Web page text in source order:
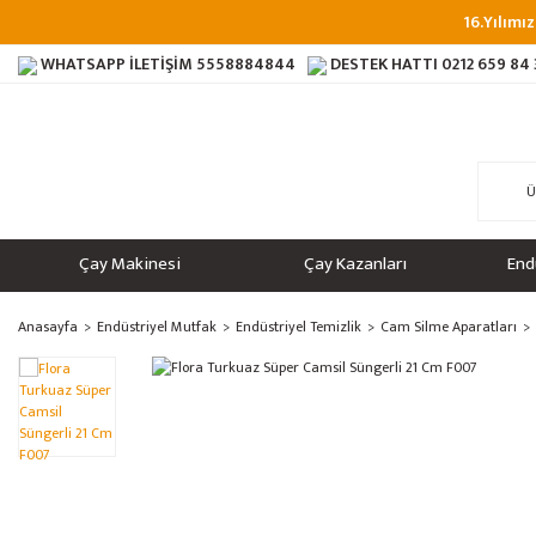
WHATSAPP İLETİŞİM 5558884844 DESTEK HATTI 0212 659 84
Çay Makinesi Çay Kazanları
Anasayfa Endüstriyel Mutfak Endüstriyel Temizlik Cam Silme Aparatları